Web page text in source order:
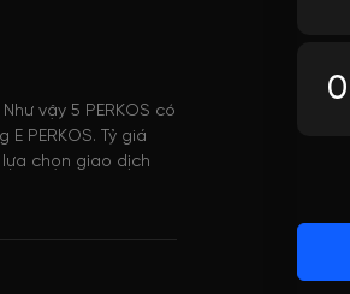
vậy 5 PERKOS có
PERKOS. Tỷ giá
lựa chọn giao dịch